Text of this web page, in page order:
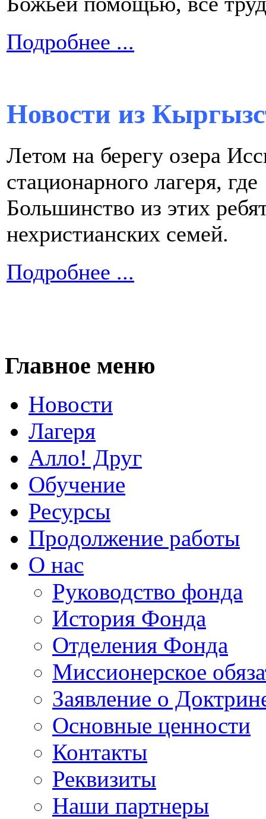
Подробнее ...
Новости из
Летом на берегу озера
стационарного лагеря,
Большинство из этих
нехристианских cемей.
Подробнее ...
Главное меню
Новости
Лагеря
Алло! Друг
Обучение
Ресурсы
Продолжение работы
О нас
Руководство фонда
История Фонда
Отделения Фонда
Миссионерское
Заявление о
Основные ценности
Контакты
Реквизиты
Наши партнеры